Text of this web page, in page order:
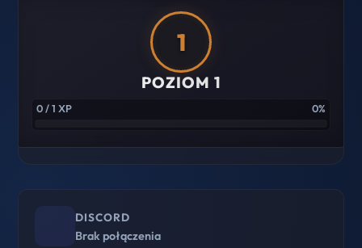
1
POZIOM 1
0 / 1 XP 0%
DISCORD
Brak połączenia